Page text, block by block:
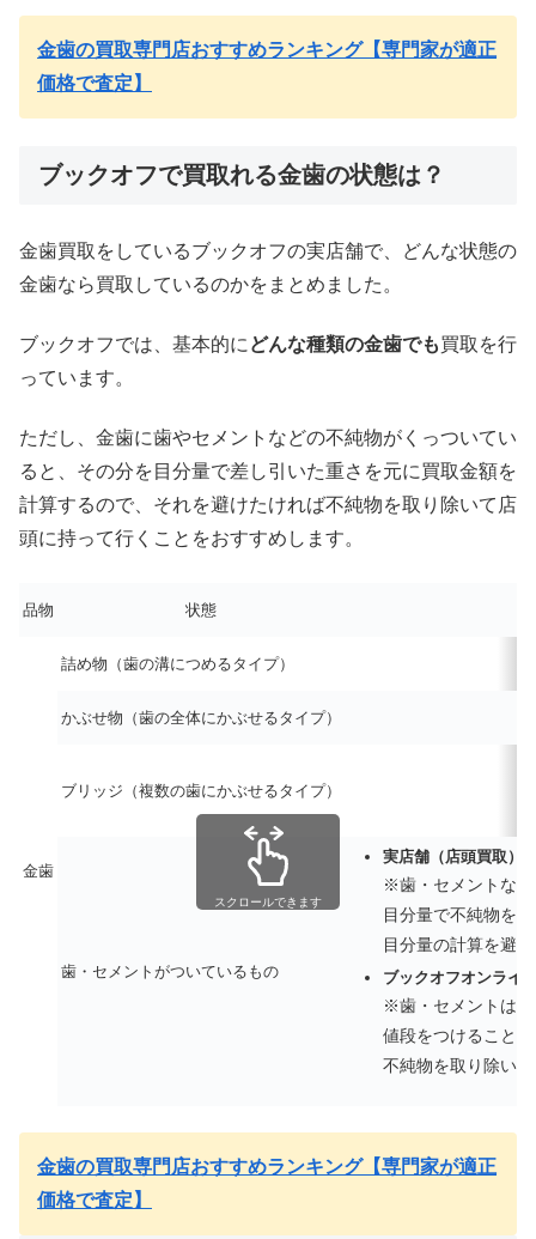
金歯の買取専門店おすすめランキング【専門家が適正
価格で査定】
ブックオフで買取れる金歯の状態は？
金歯買取をしているブックオフの実店舗で、どんな状態の
金歯なら買取しているのかをまとめました。
ブックオフでは、基本的に どんな種類の金歯でも買取を行
っています。
ただし、金歯に歯やセメントなどの不純物がくっついてい
ると、その分を目分量で差し引いた重さを元に買取金額を
計算するので、それを避けたければ不純物を取り除いて店
頭に持って行くことをおすすめします。
品物 状態
金歯
詰め物（歯の溝につめるタイプ）
かぶせ物（歯の全体にかぶせるタイプ）
ブリッジ（複数の歯にかぶせるタイプ）
歯・セメントがついているもの
実店舗（店頭買取）
※歯・セメントな
目分量で不純物を
目分量の計算を避
ブックオフオンライ
※歯・セメントは
値段をつけること
不純物を取り除い
スクロールできます
金歯の買取専門店おすすめランキング【専門家が適正
価格で査定】